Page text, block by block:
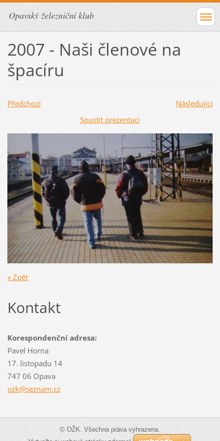
Opavský železniční klub
2007 - Naši členové na
špacíru
Předchozí
Následující
Spustit prezentaci
« Zpět
Kontakt
Korespondenční adresa:
Pavel Horna
17. listopadu 14
747 06 Opava
ozk@seznam.cz
© OŽK. Všechna práva vyhrazena.